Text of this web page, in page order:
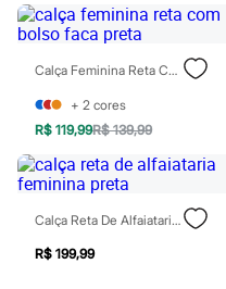
Acessórios
Blusas
Leggings
Tops
Moda íntima
Calcinhas
Cintas e Modeladores
Meias
Pijamas
Sutiãs e Tops
Moda praia
Biquínis
Calça Feminina Reta Com Bolso Faca Preta
+ 2 cores
R$ 119,99R$ 139,99
Calça Reta De Alfaiataria Feminina Preta
R$ 199,99